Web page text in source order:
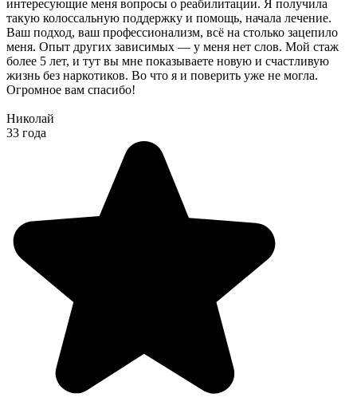
интересующие меня вопросы о реабилитации. Я получила
такую колоссальную поддержку и помощь, начала лечение.
Ваш подход, ваш профессионализм, всё на столько зацепило
меня. Опыт других зависимых — у меня нет слов. Мой стаж
более 5 лет, и тут вы мне показываете новую и счастливую
жизнь без наркотиков. Во что я и поверить уже не могла.
Огромное вам спасибо!
Николай
33 года